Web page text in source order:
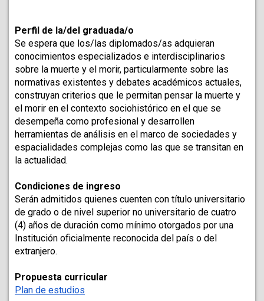
Perfil de la/del graduada/o
Se espera que los/las diplomados/as adquieran
conocimientos especializados e interdisciplinarios
sobre la muerte y el morir, particularmente sobre las
normativas existentes y debates académicos actuales,
construyan criterios que le permitan pensar la muerte y
el morir en el contexto sociohistórico en el que se
desempeña como profesional y desarrollen
herramientas de análisis en el marco de sociedades y
espacialidades complejas como las que se transitan en
la actualidad.
Condiciones de ingreso
Serán admitidos quienes cuenten con título universitario
de grado o de nivel superior no universitario de cuatro
(4) años de duración como mínimo otorgados por una
Institución oficialmente reconocida del país o del
extranjero.
Propuesta curricular
Plan de estudios